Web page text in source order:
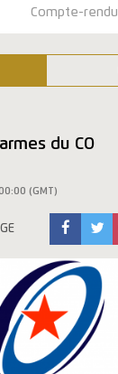
Compte-rendu
du CO
(GMT)